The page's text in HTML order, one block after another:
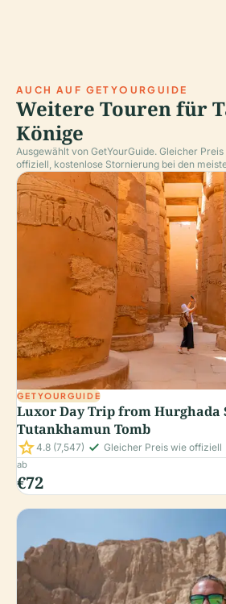
AUCH AUF GETYOURGUIDE
Weitere Touren für
Könige
Ausgewählt von GetYourGuide. Gleicher
offiziell, kostenlose Stornierung bei den
GETYOURGUIDE
Luxor Day Trip from Hurghada
Tutankhamun Tomb
star4.8 (7,547) check_small Gleicher Preis wie offiziell
ab
€72